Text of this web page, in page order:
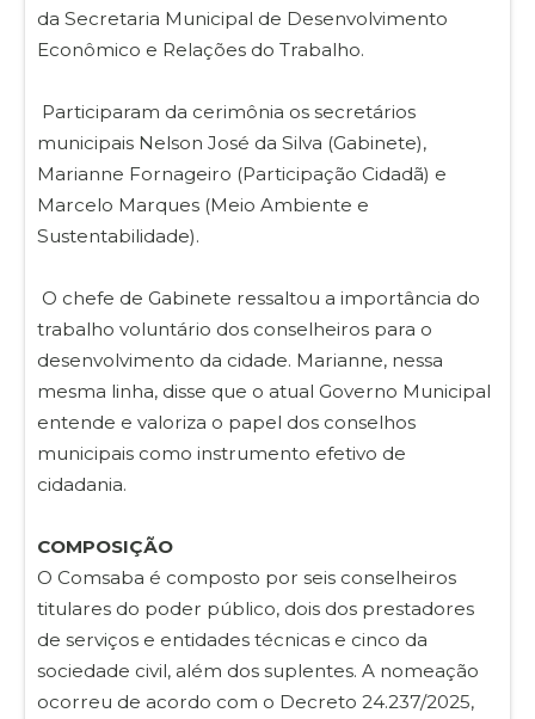
da Secretaria Municipal de Desenvolvimento
Econômico e Relações do Trabalho.
Participaram da cerimônia os secretários
municipais Nelson José da Silva (Gabinete),
Marianne Fornageiro (Participação Cidadã) e
Marcelo Marques (Meio Ambiente e
Sustentabilidade).
O chefe de Gabinete ressaltou a importância do
trabalho voluntário dos conselheiros para o
desenvolvimento da cidade. Marianne, nessa
mesma linha, disse que o atual Governo Municipal
entende e valoriza o papel dos conselhos
municipais como instrumento efetivo de
cidadania.
COMPOSIÇÃO
O Comsaba é composto por seis conselheiros
titulares do poder público, dois dos prestadores
de serviços e entidades técnicas e cinco da
sociedade civil, além dos suplentes. A nomeação
ocorreu de acordo com o Decreto 24.237/2025,